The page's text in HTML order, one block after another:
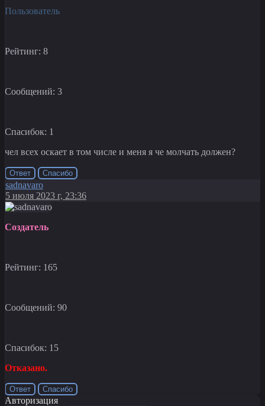
Пользователь
Рейтинг: 8
Сообщений: 3
Спасибок: 1
чел всех оскает в том числе и меня я че молчать должен?
Ответ Спасибо
sadnavaro
5 июля 2023 г, 23:36
Создатель
Рейтинг: 165
Сообщений: 90
Спасибок: 15
Отказано.
Ответ Спасибо
Авторизация